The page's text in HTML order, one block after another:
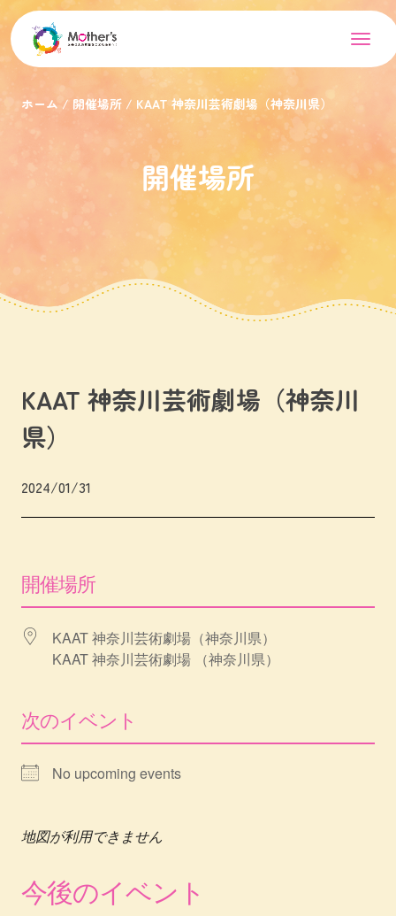
ホーム 開催場所 KAAT 神奈川芸術劇場（神奈川県）
開催場所
KAAT 神奈川芸術劇場（神奈川
県）
2024/01/31
開催場所
KAAT 神奈川芸術劇場（神奈川県）
KAAT 神奈川芸術劇場 （神奈川県）
次のイベント
No upcoming events
地図が利用できません
今後のイベント